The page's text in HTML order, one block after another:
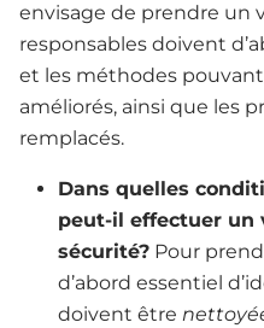
envisage de prendre un
responsables doivent
et les méthodes
améliorés, ainsi que les
remplacés.
Dans quelles
peut-il effectuer un
sécurité? Pour
d’abord essentiel
doivent être